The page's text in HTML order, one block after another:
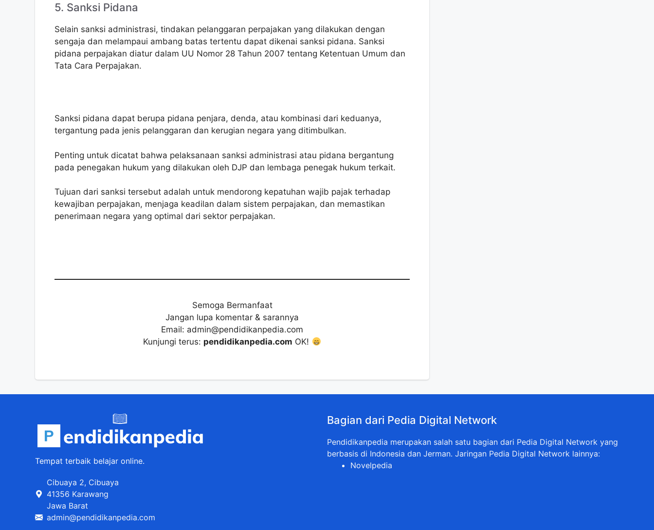
5. Sanksi Pidana
Selain sanksi administrasi, tindakan pelanggaran perpajakan yang dilakukan dengan
sengaja dan melampaui ambang batas tertentu dapat dikenai sanksi pidana. Sanksi
pidana perpajakan diatur dalam UU Nomor 28 Tahun 2007 tentang Ketentuan Umum dan
Tata Cara Perpajakan.
Sanksi pidana dapat berupa pidana penjara, denda, atau kombinasi dari keduanya,
tergantung pada jenis pelanggaran dan kerugian negara yang ditimbulkan.
Penting untuk dicatat bahwa pelaksanaan sanksi administrasi atau pidana bergantung
pada penegakan hukum yang dilakukan oleh DJP dan lembaga penegak hukum terkait.
Tujuan dari sanksi tersebut adalah untuk mendorong kepatuhan wajib pajak terhadap
kewajiban perpajakan, menjaga keadilan dalam sistem perpajakan, dan memastikan
penerimaan negara yang optimal dari sektor perpajakan.
Semoga Bermanfaat
Jangan lupa komentar & sarannya
Email: admin@pendidikanpedia.com
Kunjungi terus: pendidikanpedia.com OK!
Tempat terbaik belajar online.
Cibuaya 2, Cibuaya
41356 Karawang
Jawa Barat
admin@pendidikanpedia.com
Bagian dari Pedia Digital Network
Pendidikanpedia merupakan salah satu bagian dari Pedia Digital Network yang
berbasis di Indonesia dan Jerman. Jaringan Pedia Digital Network lainnya:
Novelpedia